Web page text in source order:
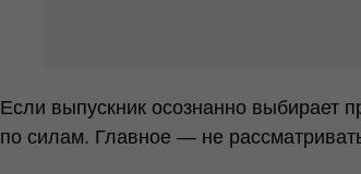
Если выпускник осознанно выбирает
по силам. Главное — не